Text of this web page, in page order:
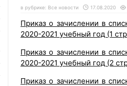
в рубрике: Все новости 17.08.2020
Приказ о зачислении в
2020-2021 учебный год (1
Приказ о зачислении в
2020-2021 учебный год (2
Приказ о зачислении в